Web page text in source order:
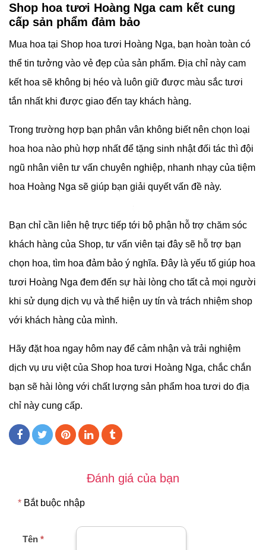
Shop hoa tươi Hoàng Nga cam kết cung
cấp sản phẩm đảm bảo
Mua hoa tại Shop hoa tươi Hoàng Nga, bạn hoàn toàn có
thể tin tưởng vào vẻ đẹp của sản phẩm. Địa chỉ này cam
kết hoa sẽ không bị héo và luôn giữ được màu sắc tươi
tắn nhất khi được giao đến tay khách hàng.
Trong trường hợp bạn phân vân không biết nên chọn loại
hoa hoa nào phù hợp nhất để tặng sinh nhật đối tác thì đội
ngũ nhân viên tư vấn chuyên nghiệp, nhanh nhạy của tiệm
hoa Hoàng Nga sẽ giúp bạn giải quyết vấn đề này.
Bạn chỉ cần liên hệ trực tiếp tới bộ phận hỗ trợ chăm sóc
khách hàng của Shop, tư vấn viên tại đây sẽ hỗ trợ bạn
chọn hoa, tìm hoa đảm bảo ý nghĩa. Đây là yếu tố giúp hoa
tươi Hoàng Nga đem đến sự hài lòng cho tất cả mọi người
khi sử dụng dịch vụ và thể hiện uy tín và trách nhiệm shop
với khách hàng của mình.
Hãy đặt hoa ngay hôm nay để cảm nhận và trải nghiệm
dịch vụ ưu việt của Shop hoa tươi Hoàng Nga, chắc chắn
bạn sẽ hài lòng với chất lượng sản phẩm hoa tươi do địa
chỉ này cung cấp.
Đánh giá của bạn
* Bắt buộc nhập
Tên *